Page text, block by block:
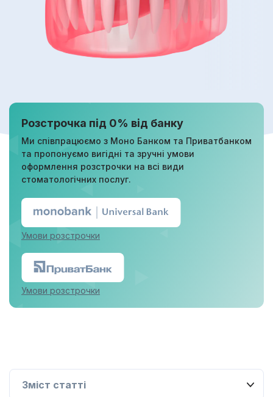
Розстрочка під 0% від банку
Ми співпрацюємо з Моно Банком та Приватбанком
та пропонуємо вигідні та зручні умови
оформлення розстрочки на всі види
стоматологічних послуг.
Умови розстрочки
Умови розстрочки